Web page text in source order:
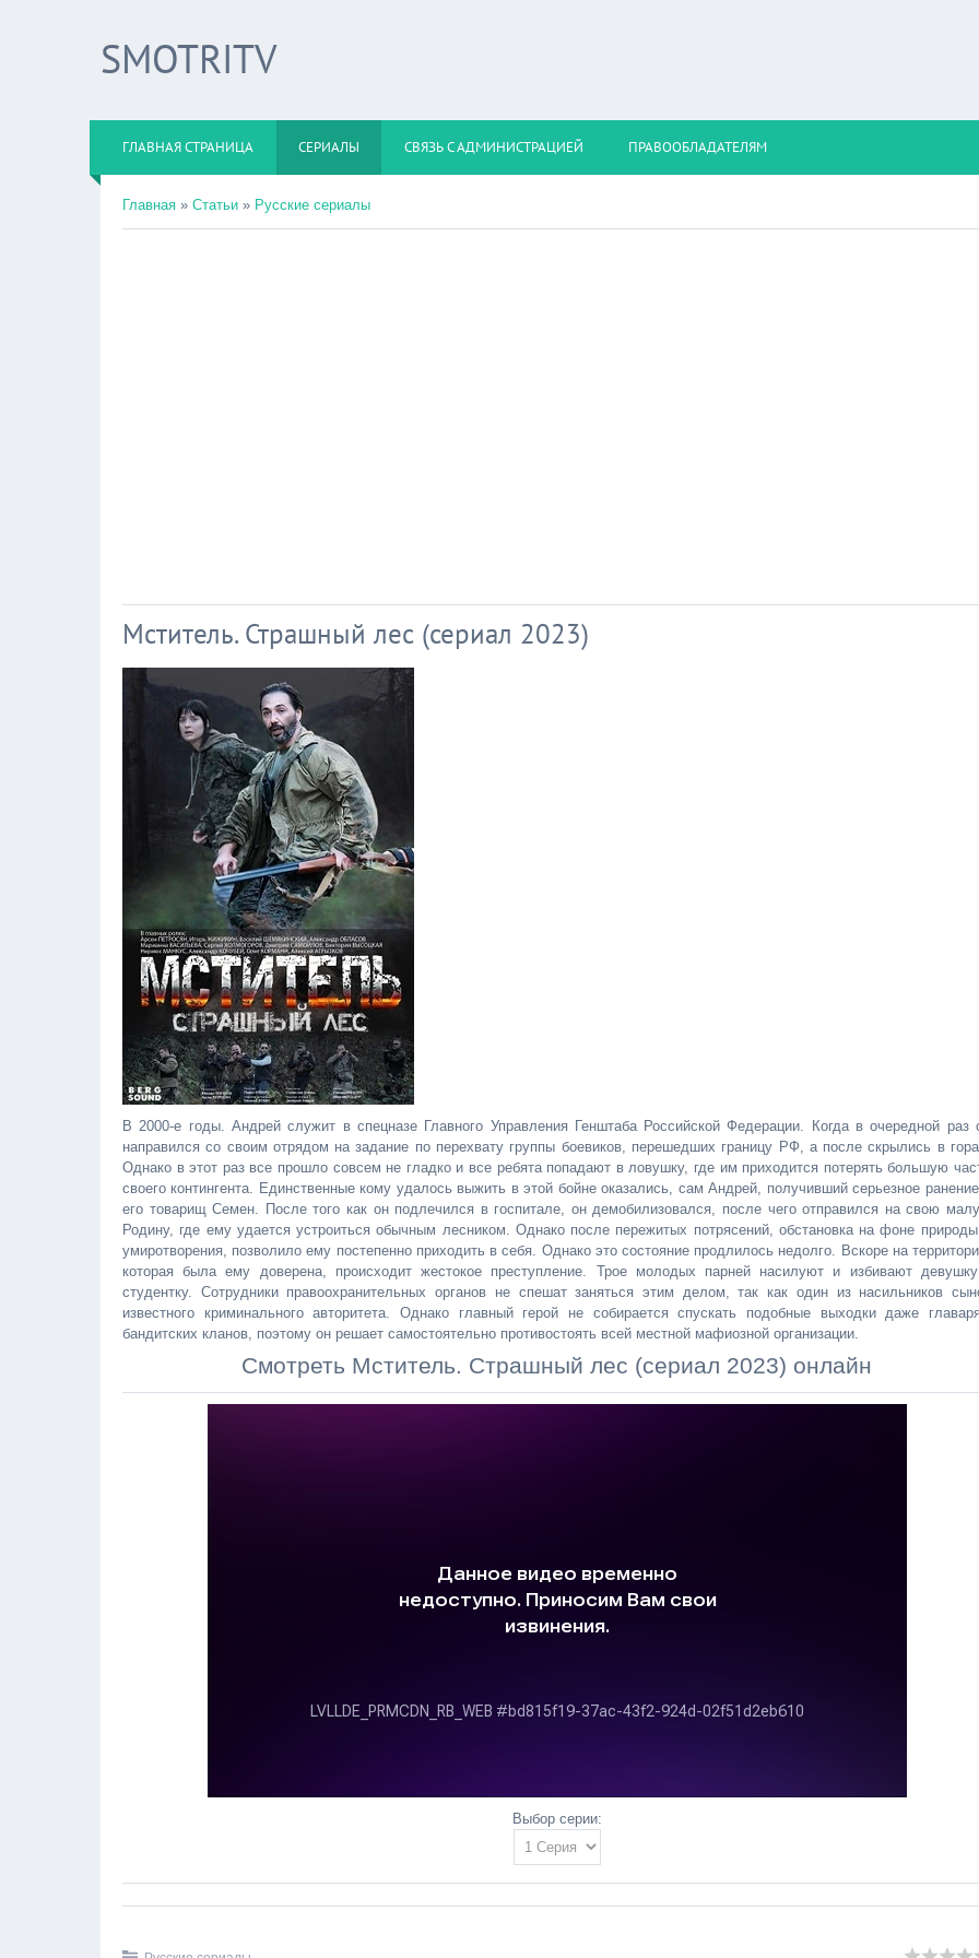
SMOTRITV
ГЛАВНАЯ СТРАНИЦА СЕРИАЛЫ СВЯЗЬ С АДМИНИСТРАЦИЕЙ ПРАВООБЛАДАТЕЛЯМ
Главная » Статьи » Русские сериалы
Мститель. Страшный лес (сериал 2023)
В 2000-е годы. Андрей служит в спецназе Главного Управления Генштаба Российской Федерации. Когда в очередной раз
направился со своим отрядом на задание по перехвату группы боевиков, перешедших границу РФ, а после скрылись в
Однако в этот раз все прошло совсем не гладко и все ребята попадают в ловушку, где им приходится потерять большую
своего контингента. Единственные кому удалось выжить в этой бойне оказались, сам Андрей, получивший серьезное
его товарищ Семен. После того как он подлечился в госпитале, он демобилизовался, после чего отправился на свою
Родину, где ему удается устроиться обычным лесником. Однако после пережитых потрясений, обстановка на фоне
умиротворения, позволило ему постепенно приходить в себя. Однако это состояние продлилось недолго. Вскоре на
которая была ему доверена, происходит жестокое преступление. Трое молодых парней насилуют и избивают
студентку. Сотрудники правоохранительных органов не спешат заняться этим делом, так как один из насильников
известного криминального авторитета. Однако главный герой не собирается спускать подобные выходки даже
бандитских кланов, поэтому он решает самостоятельно противостоять всей местной мафиозной организации.
Смотреть Мститель. Страшный лес (сериал 2023) онлайн
Выбор серии: